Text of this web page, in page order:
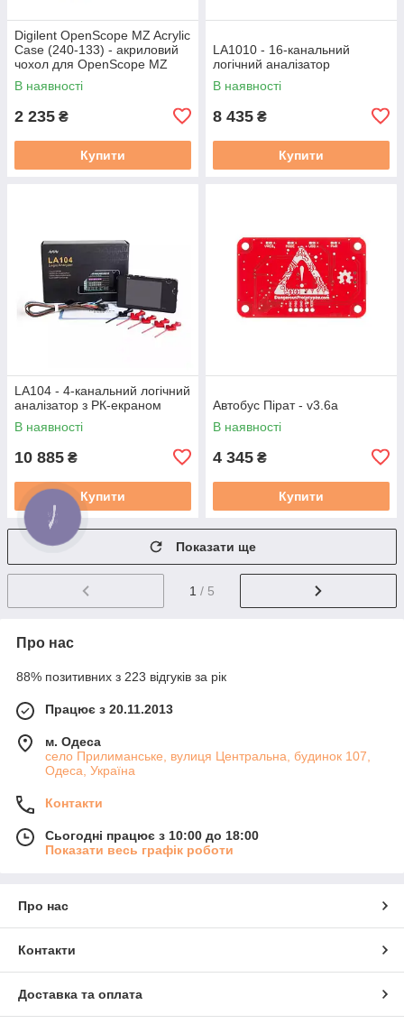
Digilent OpenScope MZ Acrylic
Case (240-133) - акриловий
чохол для OpenScope MZ
В наявності
2 235 ₴
Купити
LA1010 - 16-канальний
логічний аналізатор
В наявності
8 435 ₴
Купити
LA104 - 4-канальний логічний
аналізатор з РК-екраном
В наявності
10 885 ₴
Купити
Автобус Пірат - v3.6a
В наявності
4 345 ₴
Купити
Показати ще
1 / 5
Про нас
88% позитивних з 223 відгуків за рік
Працює з 20.11.2013
м. Одеса
село Прилиманське, вулиця Центральна, будинок 107,
Одеса, Україна
Контакти
Сьогодні працює з 10:00 до 18:00
Показати весь графік роботи
Про нас
Контакти
Доставка та оплата